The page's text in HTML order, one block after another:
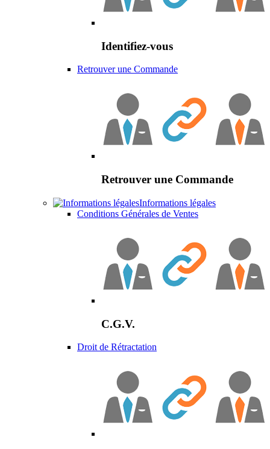
Identifiez-vous
Retrouver une Commande
Retrouver une Commande
Informations légales
Conditions Générales de Ventes
C.G.V.
Droit de Rétractation